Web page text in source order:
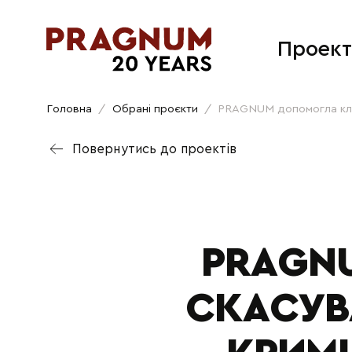
Головна / Обрані проєкти / PRAGNUM допомогла
Повернутись до проектів